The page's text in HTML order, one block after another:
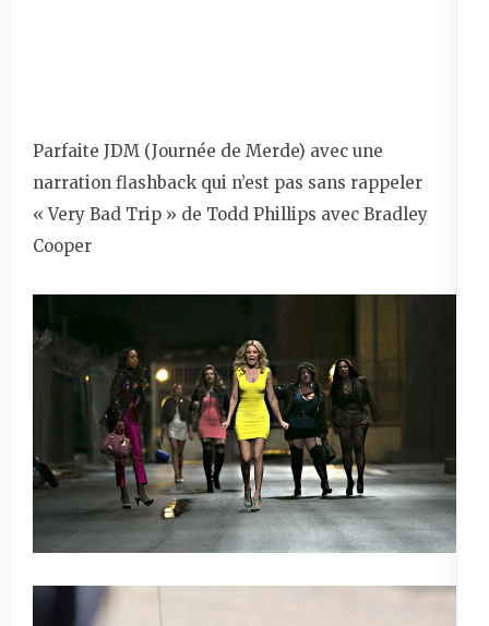
Parfaite JDM (Journée de Merde) avec une
narration flashback qui n’est pas sans rappeler
« Very Bad Trip » de Todd Phillips avec Bradley
Cooper